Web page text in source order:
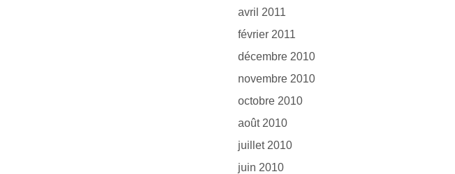
avril 2011
février 2011
décembre 2010
novembre 2010
octobre 2010
août 2010
juillet 2010
juin 2010